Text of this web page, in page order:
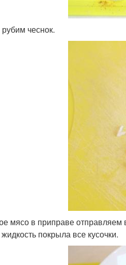
чеснок.
мясо в приправе отправляем
покрыла все кусочки.